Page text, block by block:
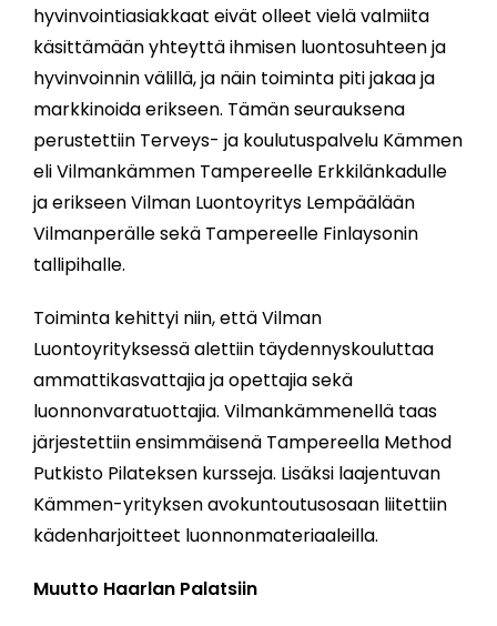
hyvinvointiasiakkaat eivät olleet vielä valmiita
käsittämään yhteyttä ihmisen luontosuhteen ja
hyvinvoinnin välillä, ja näin toiminta piti jakaa ja
markkinoida erikseen. Tämän seurauksena
perustettiin Terveys- ja koulutuspalvelu Kämmen
eli Vilmankämmen Tampereelle Erkkilänkadulle
ja erikseen Vilman Luontoyritys Lempäälään
Vilmanperälle sekä Tampereelle Finlaysonin
tallipihalle.
Toiminta kehittyi niin, että Vilman
Luontoyrityksessä alettiin täydennyskouluttaa
ammattikasvattajia ja opettajia sekä
luonnonvaratuottajia. Vilmankämmenellä taas
järjestettiin ensimmäisenä Tampereella Method
Putkisto Pilateksen kursseja. Lisäksi laajentuvan
Kämmen-yrityksen avokuntoutusosaan liitettiin
kädenharjoitteet luonnonmateriaaleilla.
Muutto Haarlan Palatsiin